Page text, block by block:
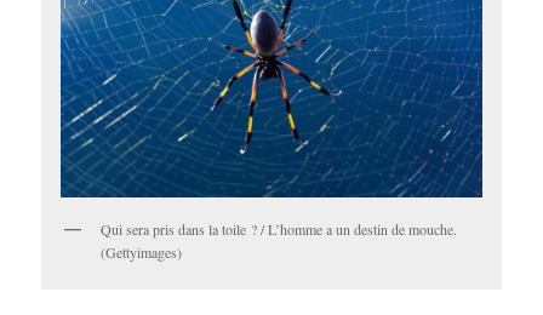
Qui sera pris dans la toile ? / L’homme a un destin de mouche.
(Gettyimages)